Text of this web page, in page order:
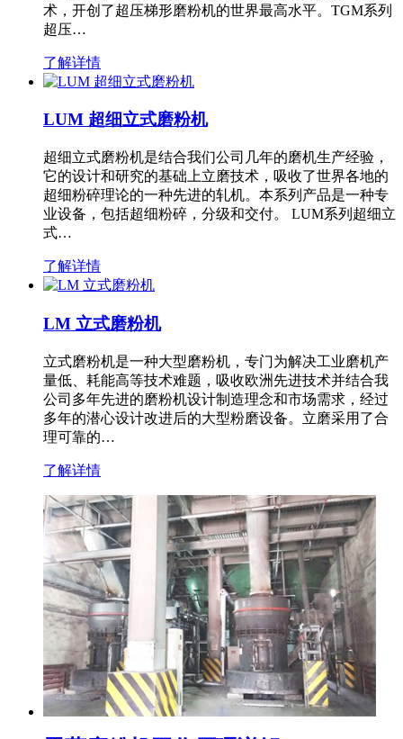
术，开创了超压梯形磨粉机的世界最高水平。TGM系列
超压…
了解详情
LUM 超细立式磨粉机
超细立式磨粉机是结合我们公司几年的磨机生产经验，
它的设计和研究的基础上立磨技术，吸收了世界各地的
超细粉碎理论的一种先进的轧机。本系列产品是一种专
业设备，包括超细粉碎，分级和交付。 LUM系列超细立
式…
了解详情
LM 立式磨粉机
立式磨粉机是一种大型磨粉机，专门为解决工业磨机产
量低、耗能高等技术难题，吸收欧洲先进技术并结合我
公司多年先进的磨粉机设计制造理念和市场需求，经过
多年的潜心设计改进后的大型粉磨设备。立磨采用了合
理可靠的…
了解详情